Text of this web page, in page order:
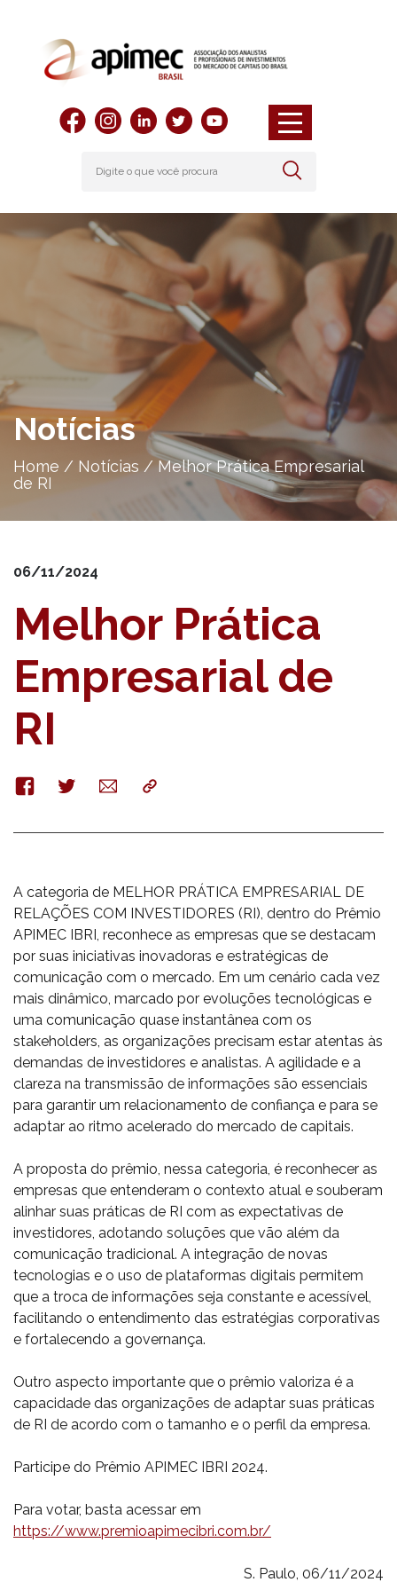
Notícias
Home / Notícias /Melhor Prática Empresarial
de RI
06/11/2024
Melhor Prática
Empresarial de
RI
FacebookTwitterE-
mail
Copy
A categoria de MELHOR PRÁTICA EMPRESARIAL DE
RELAÇÕES COM INVESTIDORES (RI), dentro do Prêmio
APIMEC IBRI, reconhece as empresas que se destacam
por suas iniciativas inovadoras e estratégicas de
comunicação com o mercado. Em um cenário cada vez
mais dinâmico, marcado por evoluções tecnológicas e
uma comunicação quase instantânea com os
stakeholders, as organizações precisam estar atentas às
demandas de investidores e analistas. A agilidade e a
clareza na transmissão de informações são essenciais
para garantir um relacionamento de confiança e para se
adaptar ao ritmo acelerado do mercado de capitais.
A proposta do prêmio, nessa categoria, é reconhecer as
empresas que entenderam o contexto atual e souberam
alinhar suas práticas de RI com as expectativas de
investidores, adotando soluções que vão além da
comunicação tradicional. A integração de novas
tecnologias e o uso de plataformas digitais permitem
que a troca de informações seja constante e acessível,
facilitando o entendimento das estratégias corporativas
e fortalecendo a governança.
Outro aspecto importante que o prêmio valoriza é a
capacidade das organizações de adaptar suas práticas
de RI de acordo com o tamanho e o perfil da empresa.
Participe do Prêmio APIMEC IBRI 2024.
Para votar, basta acessar em
https://www.premioapimecibri.com.br/
S. Paulo, 06/11/2024